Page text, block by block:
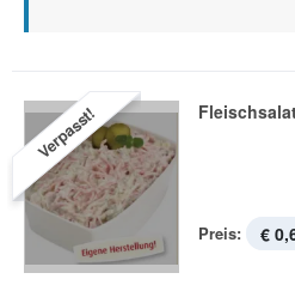
Verpasst!
Preis: €